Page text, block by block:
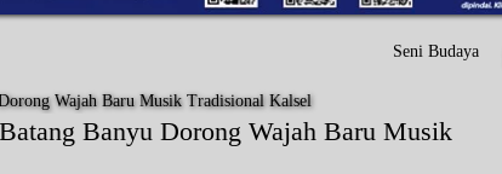
Seni Budaya
Banyu Dorong Wajah Baru Musik